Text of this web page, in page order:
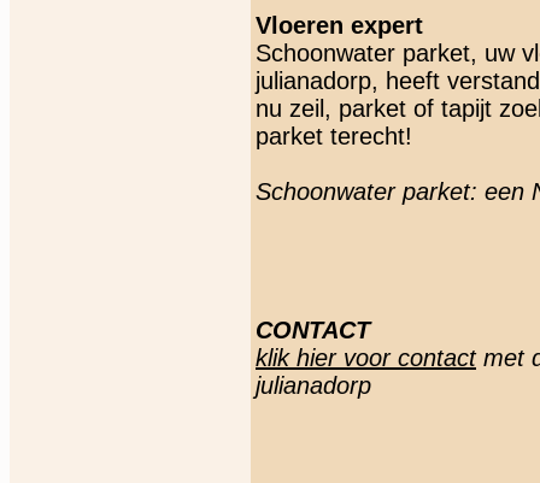
Vloeren expert
Schoonwater parket, uw
julianadorp, heeft
nu zeil, parket of tapijt
parket terecht!
Schoonwater parket: een
CONTACT
klik hier voor contactmet
julianadorp